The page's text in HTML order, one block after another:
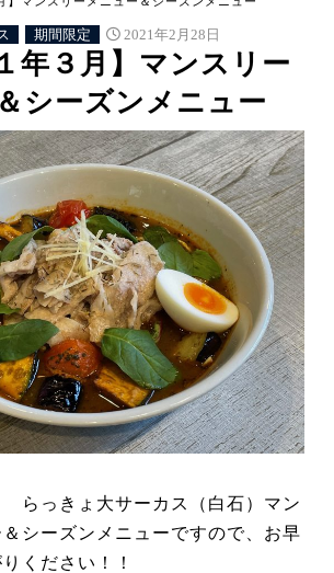
期間限定 2021年2月28日
年３月】マンスリー
シーズンメニュー
らっきょ大サーカス（白石）マン
シーズンメニューですので、お早
ください！！